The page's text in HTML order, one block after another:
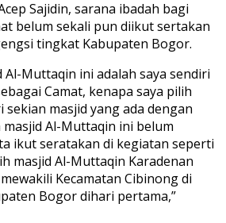
Sajidin, sarana ibadah bagi
belum sekali pun diikut sertakan
tingkat Kabupaten Bogor.
Al-Muttaqin ini adalah saya sendiri
Camat, kenapa saya pilih
sekian masjid yang ada dengan
Al-Muttaqin ini belum
ikut seratakan di kegiatan seperti
masjid Al-Muttaqin Karadenan
Kecamatan Cibinong di
Bogor dihari pertama,”